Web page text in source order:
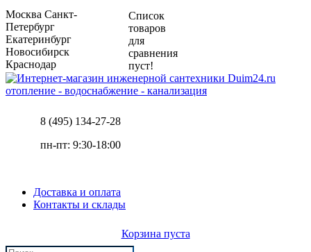
Москва Санкт-
Петербург
Екатеринбург
Новосибирск
Краснодар
Список
товаров
для
сравнения
пуст!
отопление - водоснабжение - канализация
8 (495) 134-27-28
пн-пт: 9:30-18:00
Доставка и оплата
Контакты и склады
Корзина пуста